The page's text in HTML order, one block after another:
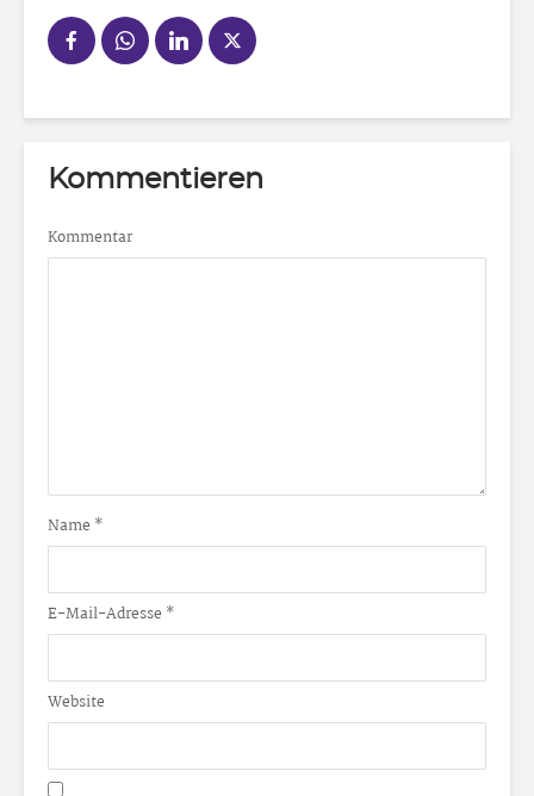
Kommentieren
Kommentar
Name *
E-Mail-Adresse *
Website